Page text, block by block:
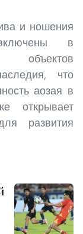
и ношения
в
что
аозая в
открывает
развития